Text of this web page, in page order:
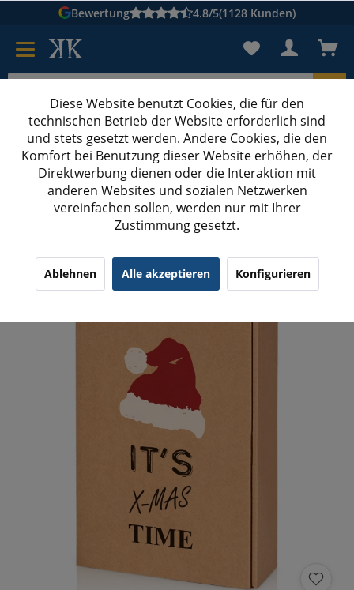
Bewertung 4.8/5(1128 Kunden)
Karton suchen
Kartons bedruckenKartons nach Maß
Wein-Geschenkbox mit Motiv
360x250x90 mm 3er Präsentkarton
(9)4.33/5.00
Diese Website benutzt Cookies, die für den
technischen Betrieb der Website erforderlich sind
und stets gesetzt werden. Andere Cookies, die den
Komfort bei Benutzung dieser Website erhöhen, der
Direktwerbung dienen oder die Interaktion mit
anderen Websites und sozialen Netzwerken
vereinfachen sollen, werden nur mit Ihrer
Zustimmung gesetzt.
Ablehnen Alle akzeptieren Konfigurieren